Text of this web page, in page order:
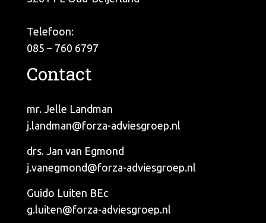
Telefoon:
085 – 760 6797
Contact
mr. Jelle Landman
j.landman@forza-adviesgroep.nl
drs. Jan van Egmond
j.vanegmond@forza-adviesgroep.nl
Guido Luiten BEc
g.luiten@forza-adviesgroep.nl